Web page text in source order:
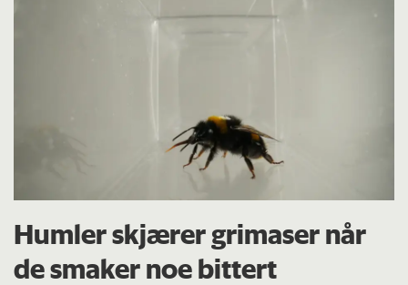
Humler skjærer grimaser når
de smaker noe bittert